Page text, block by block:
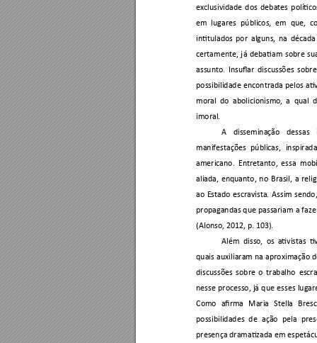
exclusividade dos debates
em lugares públicos, em que,
intitulados por alguns, na década
certamente, já debatiam sobre
assunto.
Insuflar discussões
possibilidade encontrada pelos
moral do abolicionismo, a qual
imoral.
A
disseminação dessas
manifestações públicas,
americano. Entretanto, essa
aliada, enquanto, no Brasil, a
ao Estado escravista. Assim
propagandas que passariam a
(Alonso, 2012, p. 103).
Além disso, os ativistas
quais auxiliaram na aproximação
discussões sobre o trabalho
nesse processo, já que esses
Como afirma Maria Stella Bresc
possibilidades de ação pela pre
presença dramatizada em